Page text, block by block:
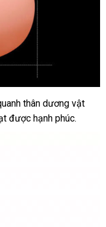
thân dương vật
hướng
được hạnh phúc.